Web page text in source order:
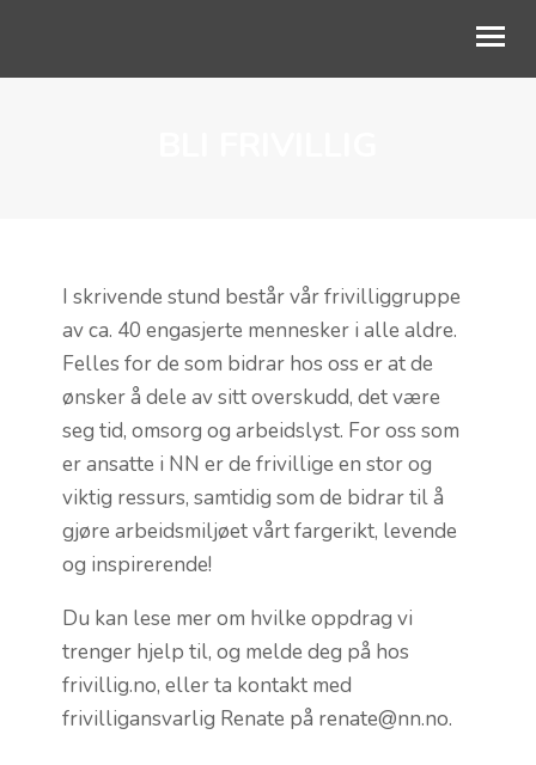
SKOLESAMARBEID
STØTT BARNA
I skrivende stund består vår frivilliggruppe
av ca. 40 engasjerte mennesker i alle aldre.
Felles for de som bidrar hos oss er at de
ønsker å dele av sitt overskudd, det være
seg tid, omsorg og arbeidslyst. For oss som
er ansatte i NN er de frivillige en stor og
viktig ressurs, samtidig som de bidrar til å
gjøre arbeidsmiljøet vårt fargerikt, levende
og inspirerende!
Du kan lese mer om hvilke oppdrag vi
trenger hjelp til, og melde deg på hos
frivillig.no, eller ta kontakt med
frivilligansvarlig Renate på renate@nn.no.